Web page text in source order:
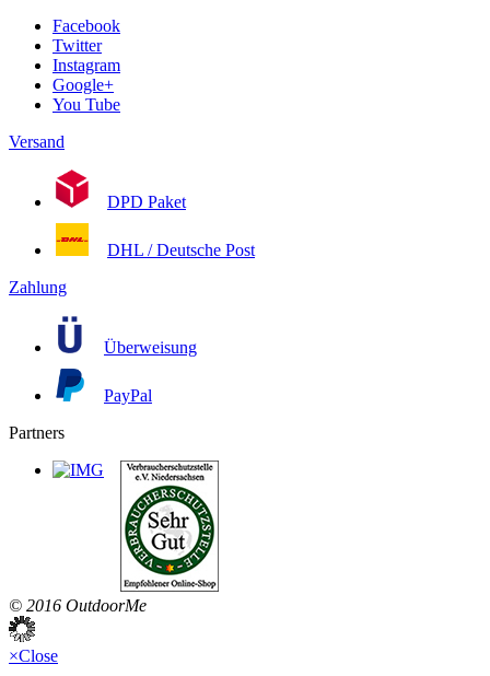
Facebook
Twitter
Instagram
Google+
You Tube
Versand
DPD Paket
DHL / Deutsche Post
Zahlung
Überweisung
PayPal
Partners
© 2016 OutdoorMe
×Close